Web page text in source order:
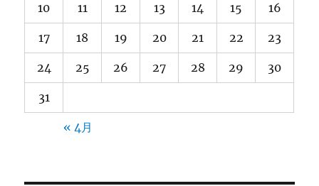
10 11 12 13 14 15 16
17 18 19 20 21 22 23
24 25 26 27 28 29 30
31
« 4月